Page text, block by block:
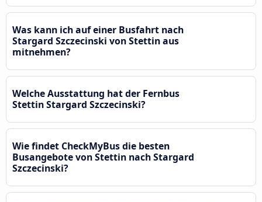
Was kann ich auf einer Busfahrt nach
Stargard Szczecinski von Stettin aus
mitnehmen?
Welche Ausstattung hat der Fernbus
Stettin Stargard Szczecinski?
Wie findet CheckMyBus die besten
Busangebote von Stettin nach Stargard
Szczecinski?